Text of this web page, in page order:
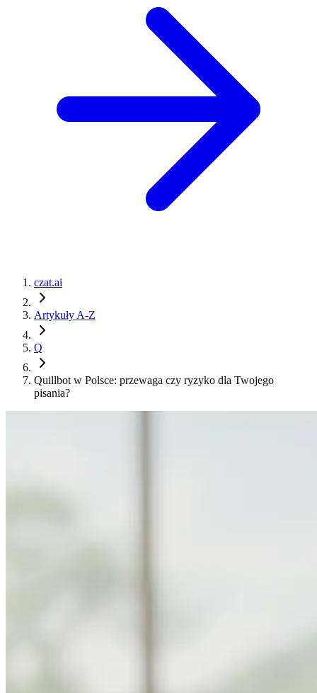
czat.ai
Artykuły A-Z
Q
Quillbot w Polsce: przewaga czy ryzyko dla Twojego
pisania?